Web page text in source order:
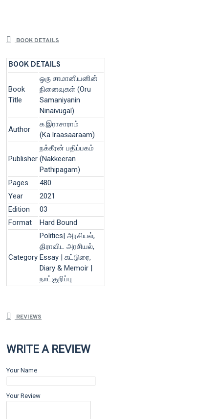
BOOK DETAILS
BOOK DETAILS
Book
Title
ஒரு சாமானியனின்
நினைவுகள் (Oru
Samaniyanin
Ninaivugal)
Author
க.இராசாராம்
(Ka.Iraasaaraam)
Publisher
நக்கீரன் பதிப்பகம்
(Nakkeeran
Pathipagam)
Pages
480
Year
2021
Edition
03
Format
Hard Bound
Category
Politics| அரசியல்,
திராவிட அரசியல்,
Essay | கட்டுரை,
Diary & Memoir |
நாட்குறிப்பு
REVIEWS
WRITE A REVIEW
Your Name
Your Review